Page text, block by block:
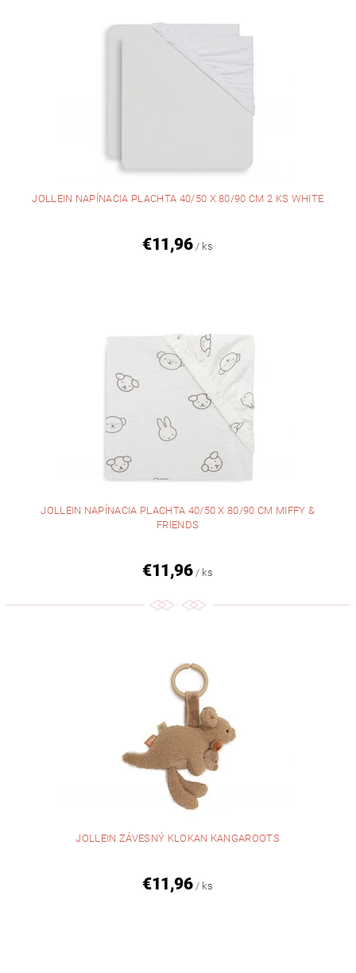
JOLLEIN NAPÍNACIA PLACHTA 40/50 X 80/90 CM 2 KS WHITE
€11,96 / ks
JOLLEIN NAPÍNACIA PLACHTA 40/50 X 80/90 CM MIFFY &
FRIENDS
€11,96 / ks
JOLLEIN ZÁVESNÝ KLOKAN KANGAROOTS
€11,96 / ks